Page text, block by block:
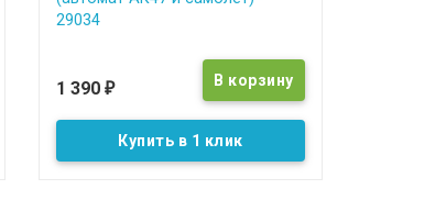
29034
1 390 ₽
Купить в 1 клик